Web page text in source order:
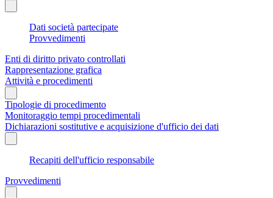
Dati società partecipate
Provvedimenti
Enti di diritto privato controllati
Rappresentazione grafica
Attività e procedimenti
Tipologie di procedimento
Monitoraggio tempi procedimentali
Dichiarazioni sostitutive e acquisizione d'ufficio dei dati
Recapiti dell'ufficio responsabile
Provvedimenti